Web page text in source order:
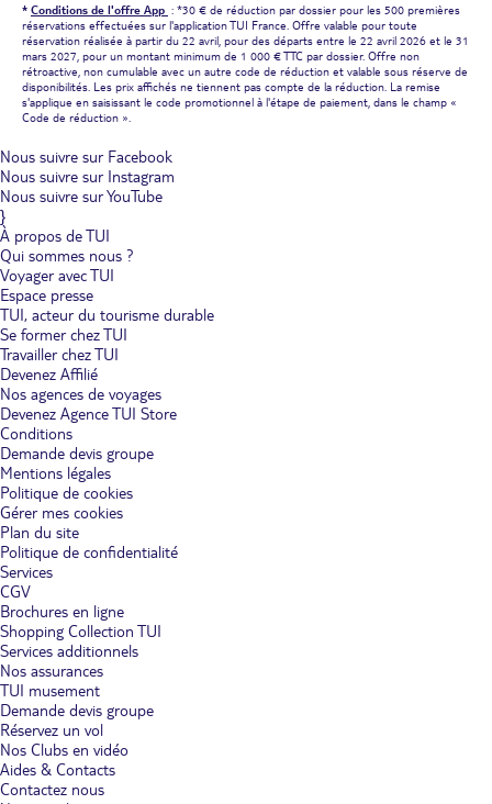
* Conditions de l'offre App : *30 € de réduction par dossier pour les 500 premières
réservations effectuées sur l'application TUI France. Offre valable pour toute
réservation réalisée à partir du 22 avril, pour des départs entre le 22 avril 2026 et le 31
mars 2027, pour un montant minimum de 1 000 € TTC par dossier. Offre non
rétroactive, non cumulable avec un autre code de réduction et valable sous réserve de
disponibilités. Les prix affichés ne tiennent pas compte de la réduction. La remise
s'applique en saisissant le code promotionnel à l'étape de paiement, dans le champ «
Code de réduction ».
Nous suivre sur Facebook
Nous suivre sur Instagram
Nous suivre sur YouTube
}
À propos de TUI
Qui sommes nous ?
Voyager avec TUI
Espace presse
TUI, acteur du tourisme durable
Se former chez TUI
Travailler chez TUI
Devenez Affilié
Nos agences de voyages
Devenez Agence TUI Store
Conditions
Demande devis groupe
Mentions légales
Politique de cookies
Gérer mes cookies
Plan du site
Politique de confidentialité
Services
CGV
Brochures en ligne
Shopping Collection TUI
Services additionnels
Nos assurances
TUI musement
Demande devis groupe
Réservez un vol
Nos Clubs en vidéo
Aides & Contacts
Contactez nous